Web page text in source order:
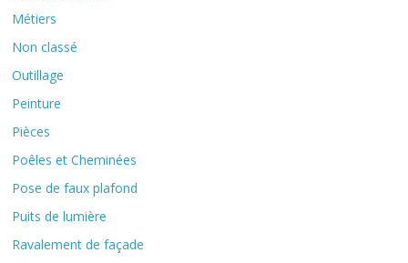
Métiers
Non classé
Outillage
Peinture
Pièces
Poêles et Cheminées
Pose de faux plafond
Puits de lumière
Ravalement de façade